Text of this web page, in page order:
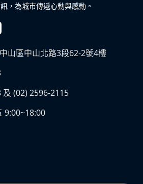
，為城市傳遞心動與感動。
山區中山北路3段62-2號4樓
(02) 2596-2115
9:00~18:00